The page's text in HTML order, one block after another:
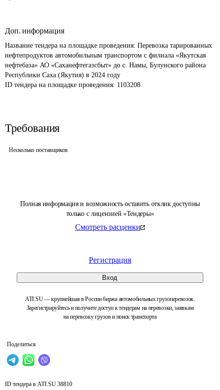
Полная информация и возможность оставить отклик доступны
только с лицензией «Тендеры»
Смотреть расценки
Регистрация
Вход
ATI.SU — крупнейшая в России биржа автомобильных грузоперевозок.
Зарегистрируйтесь и получите доступ к тендерам на перевозки, заявкам
на перевозку грузов и поиск транспорта
Поделиться
Доп. информация
Название тендера на площадке проведения: Перевозка тарированных
нефтепродуктов автомобильным транспортом с филиала «Якутская
нефтебаза» АО «Саханефтегазсбыт» до с. Намы, Булунского района
Республики Саха (Якутия) в 2024 году
ID тендера на площадке проведения: 1103208
Требования
Несколько поставщиков
ID тендера в ATI.SU 38810